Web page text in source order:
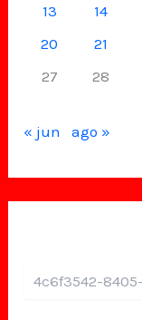
13
14
20
21
27
28
« jun ago »